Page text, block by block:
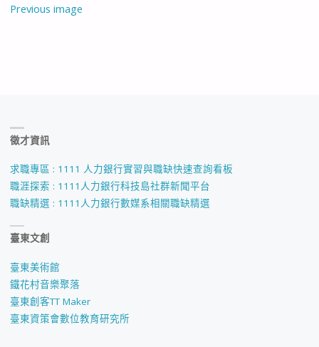
Previous image
徵才資訊
求職專區 : 1111 人力銀行實習與職缺快速查詢看板
職涯探索 : 1111人力銀行科技島社群新聞平台
職缺精選 : 1111人力銀行數媒系相關職缺精選
臺東文創
臺東美術館
鐵花村音樂聚落
臺東創客TT Maker
臺東資策會數位教育研究所